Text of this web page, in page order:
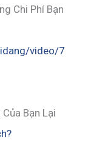
Chi Phí Bạn
video/7
Bạn Lại